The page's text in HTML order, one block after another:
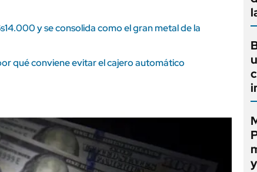
y se consolida como el gran metal de la
qué conviene evitar el cajero automático